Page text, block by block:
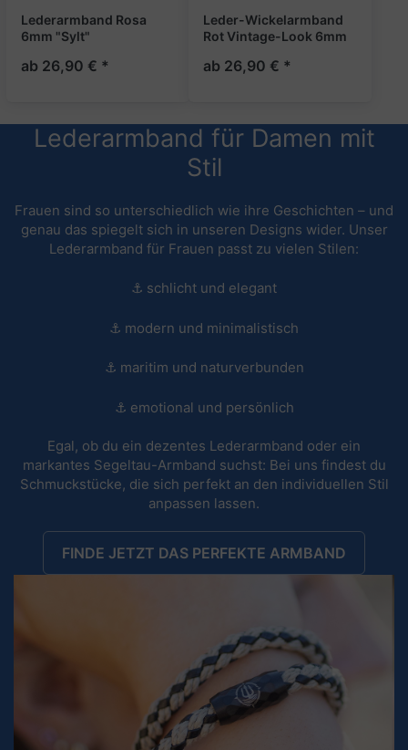
Lederarmband Rosa
6mm "Sylt"
ab 26,90 € *
Leder-Wickelarmband
Rot Vintage-Look 6mm
ab 26,90 € *
Lederarmband für Damen mit
Stil
Frauen sind so unterschiedlich wie ihre Geschichten – und
genau das spiegelt sich in unseren Designs wider. Unser
Lederarmband für Frauen passt zu vielen Stilen:
⚓ schlicht und elegant
⚓ modern und minimalistisch
⚓ maritim und naturverbunden
⚓ emotional und persönlich
Egal, ob du ein dezentes Lederarmband oder ein
markantes Segeltau-Armband suchst: Bei uns findest du
Schmuckstücke, die sich perfekt an den individuellen Stil
anpassen lassen.
FINDE JETZT DAS PERFEKTE ARMBAND